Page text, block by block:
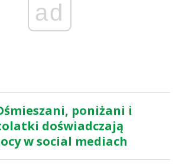
ad
poniżani i
doświadczają
w social mediach